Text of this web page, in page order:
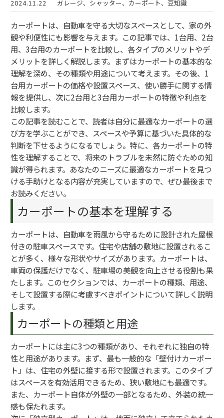
2024.11.22 ガレージ、シャッター、カーポート、豆知識
カーポートは、自動車を守る大切なスペースとして、家の外
観や利便性にも影響を与えます。この記事では、1台用、2台
用、3台用のカーポートを比較し、各タイプのメリットやデ
メリットを詳しく解説します。まずはカーポートの基本的な
理解を深め、その種類や用途について考えます。その後、1
台用カーポートの価格や設置スペース、使い勝手に関する情
報を提供し、次に2台用と3台用カーポートの特徴や利点を
比較します。
この記事を読むことで、読者は自分に最適なカーポートの選
び方を学ぶことができ、スペースや予算に基づいた具体的な
判断を下せるようになるでしょう。特に、各カーポートの特
性を理解することで、将来のトラブルを未然に防ぐための知
識が得られます。あなたのニーズに最適なカーポートを見つ
ける手助けとなる内容が充実していますので、ぜひ最後まで
お読みください。
カーポートの基本を理解する
カーポートは、自動車を雨風から守るために設計された屋根
付きの駐車スペースです。住宅や店舗の敷地に設置されるこ
とが多く、様々な形状やサイズがあります。カーポートは、
車両の保護だけでなく、駐車場の美観を向上させる役割も果
たします。このセクションでは、カーポートの種類、用途、
そして設置する際に考慮すべきポイントについて詳しく説明
します。
カーポートの種類と用途
カーポートには主に3つの種類があり、それぞれに独自の特
性と用途があります。まず、最も一般的な「壁付けカーポー
ト」は、住宅の外壁に接する形で設置されます。このタイプ
はスペースを有効活用できるため、狭い敷地にも最適です。
また、カーポート自体が外壁の一部となるため、外装の統一
感も保たれます。